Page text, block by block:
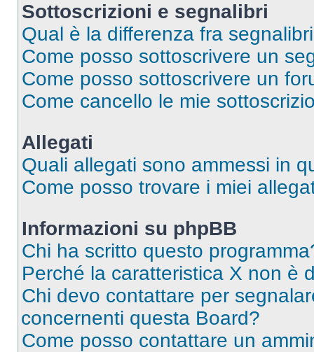
Sottoscrizioni e segnalibri
Qual è la differenza fra
Come posso sottoscrivere un
Come posso sottoscrivere un
Come cancello le mie
Allegati
Quali allegati sono ammessi in
Come posso trovare i miei
Informazioni su phpBB
Chi ha scritto questo
Perché la caratteristica X non è
Chi devo contattare per
concernenti questa Board?
Come posso contattare un